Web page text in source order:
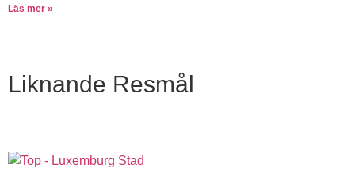
Läs mer »
Liknande Resmål